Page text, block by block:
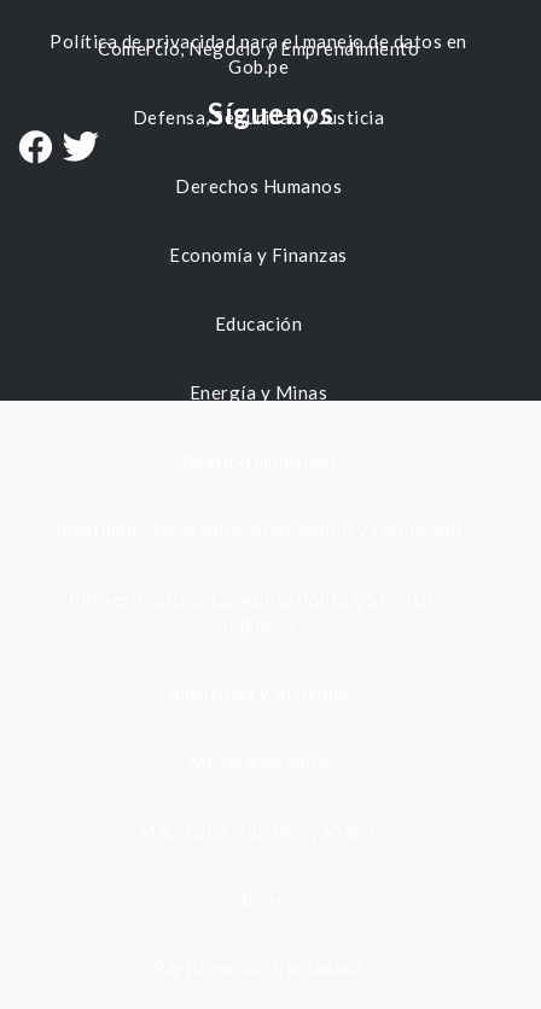
Comercio, Negocio y Emprendimiento
Defensa, Seguridad y Justicia
Derechos Humanos
Economía y Finanzas
Educación
Energía y Minas
Política de privacidad para el manejo de datos en
Gob.pe
Síguenos